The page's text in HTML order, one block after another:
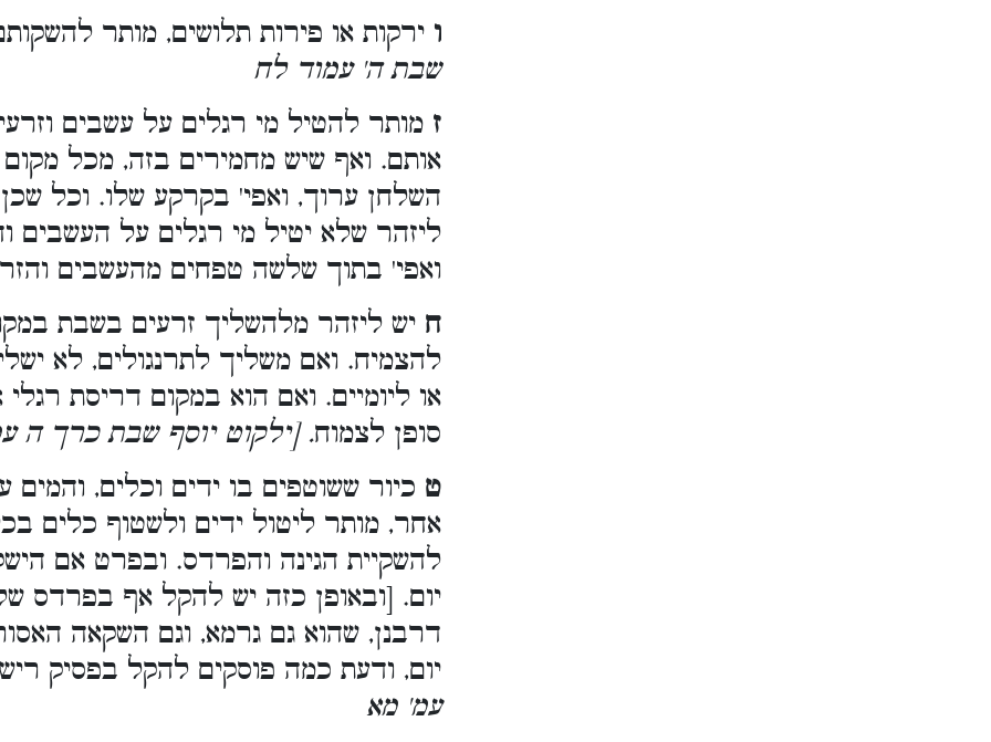
ו ירקות או פירות תלושים, מותר
שבת ה' עמוד לח
ז מותר להטיל מי רגלים על עשבים
אותם. ואף שיש מחמירים בזה, מכל
השלחן ערוך, ואפי' בקרקע שלו. וכל
ליזהר שלא יטיל מי רגלים על העשבים
ואפי' בתוך שלשה טפחים מהעשבים
ח יש ליזהר מלהשליך זרעים בשבת
להצמיח. ואם משליך לתרנגולים, לא
או ליומיים. ואם הוא במקום דריסת
סופן לצמוח. [ילקוט יוסף שבת כרך ה
ט כיור ששוטפים בו ידים וכלים,
אחר, מותר ליטול ידים ולשטוף כלים
להשקיית הגינה והפרדס. ובפרט אם
יום. [ובאופן כזה יש להקל אף בפרדס
דרבנן, שהוא גם גרמא, וגם השקאה
יום, ודעת כמה פוסקים להקל בפסיק
עמ' מא